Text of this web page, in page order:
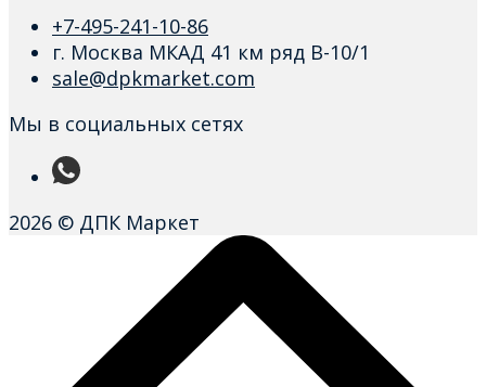
+7-495-241-10-86
г. Москва МКАД 41 км ряд В-10/1
sale@dpkmarket.com
Мы в социальных сетях
2026 © ДПК Маркет